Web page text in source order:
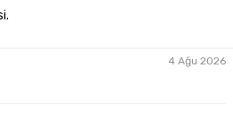
4 Ağu 2026